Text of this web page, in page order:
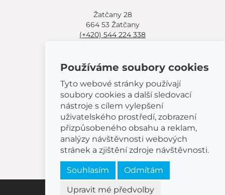
Žatčany 28
664 53 Žatčany
(+420) 544 224 338
Další možnosti nákupu:
Najděte si prodejce poblíž.
Nebo volejte(+420) 544 224 338.
© 2026 BEMETA
Používáme soubory cookies
Tyto webové stránky používají
soubory cookies a další sledovací
nástroje s cílem vylepšení
uživatelského prostředí, zobrazení
přizpůsobeného obsahu a reklam,
analýzy návštěvnosti webových
stránek a zjištění zdroje návštěvnosti.
Souhlasím Odmítám
Upravit mé předvolby